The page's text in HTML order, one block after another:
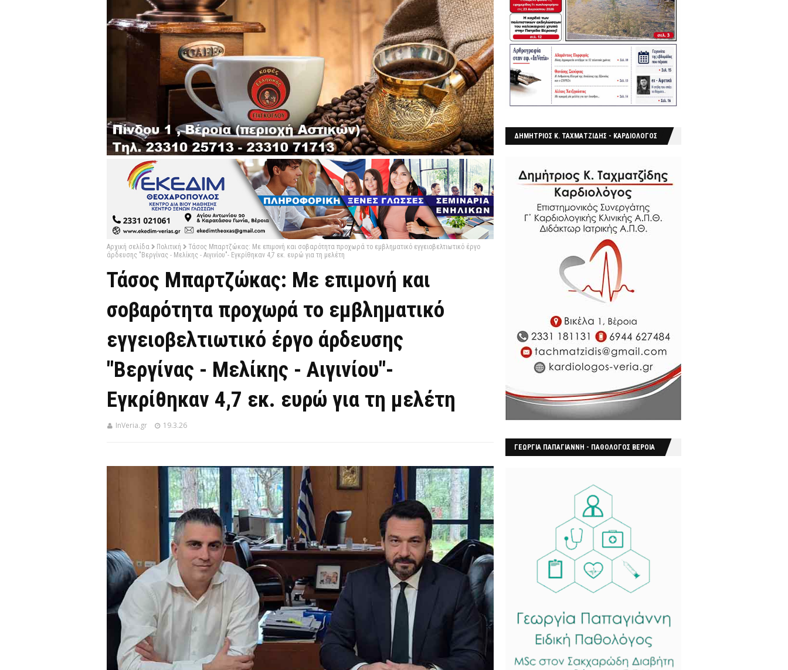
Αρχική σελίδα Πολιτική
Τάσος Μπαρτζώκας: Με επιμονή και σοβαρότητα προχωρά το εμβληματικό εγγειοβελτιωτικό έργο
άρδευσης "Βεργίνας - Μελίκης - Αιγινίου"- Εγκρίθηκαν 4,7 εκ. ευρώ για τη μελέτη
Τάσος Μπαρτζώκας: Με επιμονή και
σοβαρότητα προχωρά το εμβληματικό
εγγειοβελτιωτικό έργο άρδευσης
"Βεργίνας - Μελίκης - Αιγινίου"-
Εγκρίθηκαν 4,7 εκ. ευρώ για τη μελέτη
InVeria.gr 19.3.26
ΔΗΜΗΤΡΙΟΣ Κ. ΤΑΧΜΑΤΖΙΔΗΣ - ΚΑΡΔΙΟΛΟΓΟΣ
ΓΕΩΡΓΙΑ ΠΑΠΑΓΙΑΝΝΗ - ΠΑΘΟΛΟΓΟΣ ΒΕΡΟΙΑ